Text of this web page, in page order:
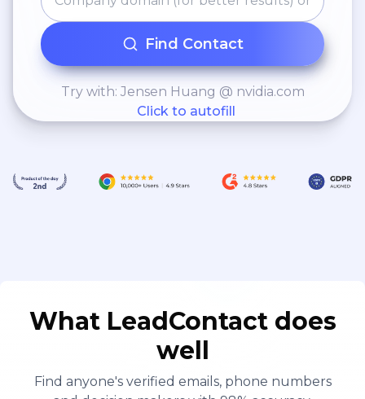
Find Contact
Try with: Jensen Huang @ nvidia.com
Click to autofill
What LeadContact does
well
Find anyone's verified emails, phone numbers